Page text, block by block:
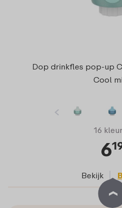
Dop drinkfles pop-up
Cool
16
6
Bekijk